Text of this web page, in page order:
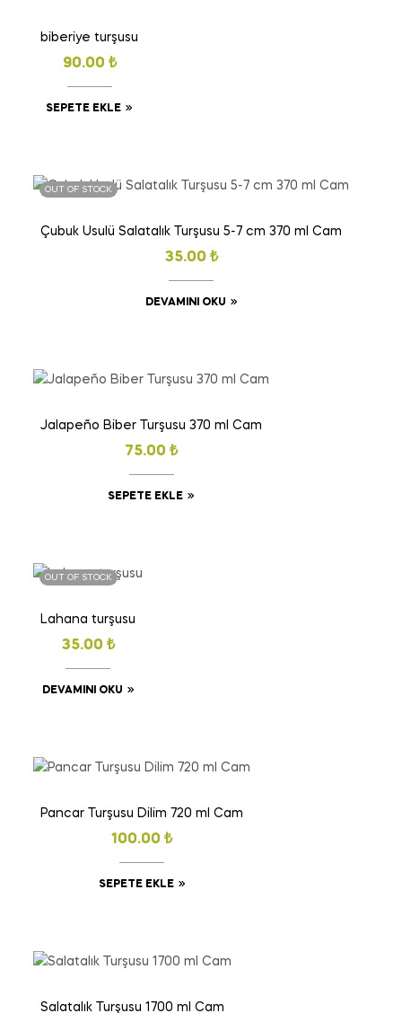
biberiye turşusu
90.00 ₺
SEPETE EKLE
OUT OF STOCK
Çubuk Usulü Salatalık Turşusu 5-7 cm 370 ml Cam
35.00 ₺
DEVAMINI OKU
Jalapeño Biber Turşusu 370 ml Cam
75.00 ₺
SEPETE EKLE
OUT OF STOCK
Lahana turşusu
35.00 ₺
DEVAMINI OKU
Pancar Turşusu Dilim 720 ml Cam
100.00 ₺
SEPETE EKLE
Salatalık Turşusu 1700 ml Cam